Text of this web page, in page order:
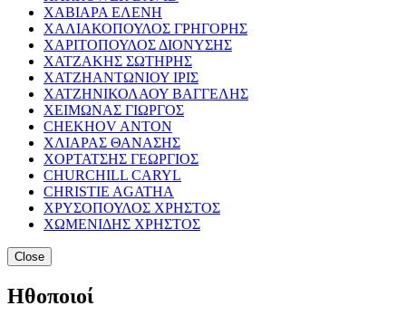
ΧΑΒΙΑΡΑ ΕΛΕΝΗ
ΧΑΛΙΑΚΟΠΟΥΛΟΣ ΓΡΗΓΟΡΗΣ
ΧΑΡΙΤΟΠΟΥΛΟΣ ΔΙΟΝΥΣΗΣ
ΧΑΤΖΑΚΗΣ ΣΩΤΗΡΗΣ
ΧΑΤΖΗΑΝΤΩΝΙΟΥ ΙΡΙΣ
ΧΑΤΖΗΝΙΚΟΛΑΟΥ ΒΑΓΓΕΛΗΣ
ΧΕΙΜΩΝΑΣ ΓΙΩΡΓΟΣ
CHEKHOV ANTON
ΧΛΙΑΡΑΣ ΘΑΝΑΣΗΣ
ΧΟΡΤΑΤΣΗΣ ΓΕΩΡΓΙΟΣ
CHURCHILL CARYL
CHRISTIE AGATHA
ΧΡΥΣΟΠΟΥΛΟΣ ΧΡΗΣΤΟΣ
ΧΩΜΕΝΙΔΗΣ ΧΡΗΣΤΟΣ
Close
Ηθοποιοί